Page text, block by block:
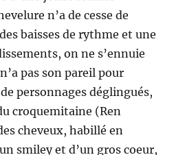
n’a de cesse de
baisses de rythme et une
on ne s’ennuie
pas son pareil pour
personnages déglingués,
croquemitaine (Ren
cheveux, habillé en
smiley et d’un gros coeur,